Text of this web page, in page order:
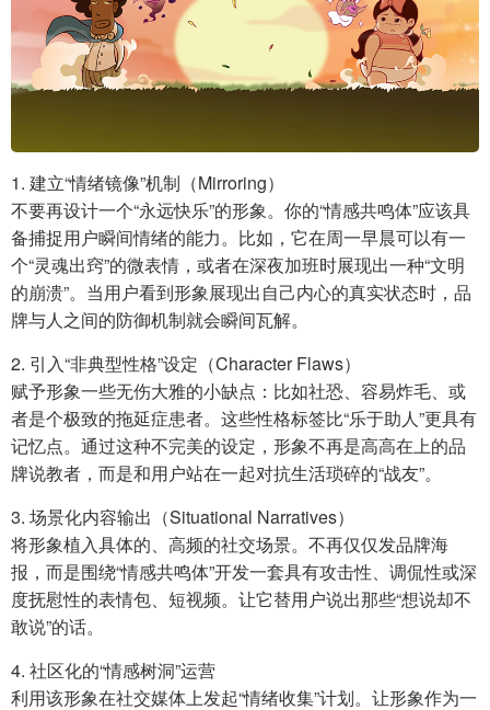
1. 建立“情绪镜像”机制（Mirroring）
不要再设计一个“永远快乐”的形象。你的“情感共鸣体”应该具
备捕捉用户瞬间情绪的能力。比如，它在周一早晨可以有一
个“灵魂出窍”的微表情，或者在深夜加班时展现出一种“文明
的崩溃”。当用户看到形象展现出自己内心的真实状态时，品
牌与人之间的防御机制就会瞬间瓦解。
2. 引入“非典型性格”设定（Character Flaws）
赋予形象一些无伤大雅的小缺点：比如社恐、容易炸毛、或
者是个极致的拖延症患者。这些性格标签比“乐于助人”更具有
记忆点。通过这种不完美的设定，形象不再是高高在上的品
牌说教者，而是和用户站在一起对抗生活琐碎的“战友”。
3. 场景化内容输出（Situational Narratives）
将形象植入具体的、高频的社交场景。不再仅仅发品牌海
报，而是围绕“情感共鸣体”开发一套具有攻击性、调侃性或深
度抚慰性的表情包、短视频。让它替用户说出那些“想说却不
敢说”的话。
4. 社区化的“情感树洞”运营
利用该形象在社交媒体上发起“情绪收集”计划。让形象作为一